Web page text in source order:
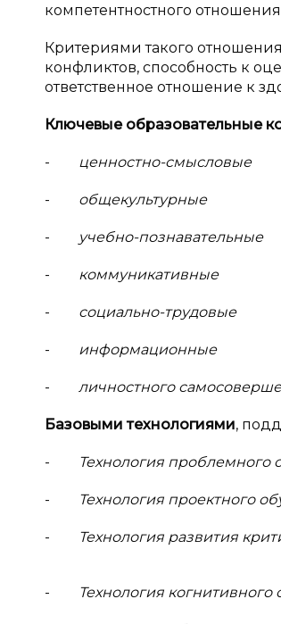
компетентностного
Критериями такого
конфликтов, способность к
ответственное отношение к
Ключевые образовательные
- ценностно-смысловые
- общекультурные
- учебно-познавательные
- коммуникативные
- социально-трудовые
- информационные
- личностного
Базовыми технологиями,
- Технология проблемного
- Технология проектного
- Технология развития
- Технология когнитивного